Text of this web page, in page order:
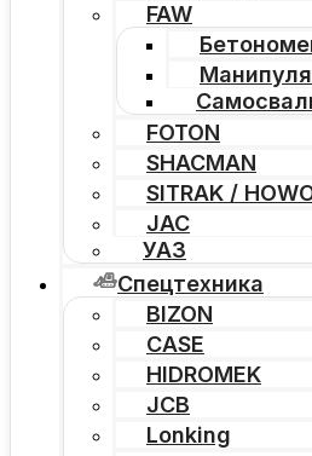
FAW
FOTON
SHACMAN
SITRAK /
JAC
УАЗ
Спецтехника
BIZON
CASE
HIDROMEK
JCB
Lonking